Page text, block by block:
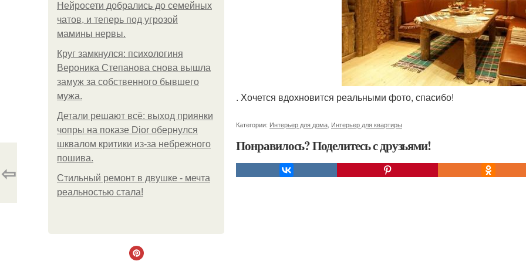
Нейросети добрались до семейных
чатов, и теперь под угрозой
мамины нервы.
Круг замкнулся: психологиня
Вероника Степанова снова вышла
замуж за собственного бывшего
мужа.
Детали решают всё: выход приянки
чопры на показе Dior обернулся
шквалом критики из-за небрежного
пошива.
Стильный ремонт в двушке - мечта
реальностью стала!
. Хочется вдохновится реальными фото, спасибо!
Категории: Интерьер для дома Интерьер для квартиры
Понравилось? Поделитесь с друзьями!
⇦